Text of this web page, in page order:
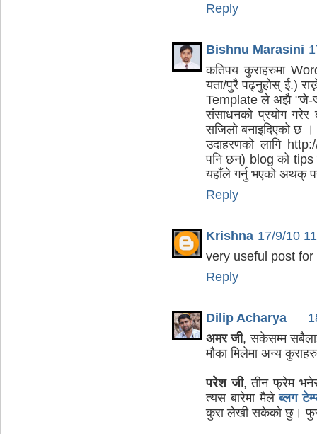
Reply
Bishnu Marasini
कतिपय कुराहरुमा
यता/पुरै पढ्नुहोस् ई.)
Template ले अझै "जे-
संसाधनको प्रयोग गरेर
सजिलो बनाइदिएको छ ।
उदाहरणको लागि
पनि छन्) blog को tips र
यहाँले गर्नु भएको अथक्
Reply
Krishna 17/9/10
very useful post
Reply
Dilip Acharya
अमर जी, सकेसम्म
मौका मिलेमा अन्य
परेश जी, तीन फ्रेम
त्यस बारेमा मैलेब्लग
कुरा लेखी सकेको छु।